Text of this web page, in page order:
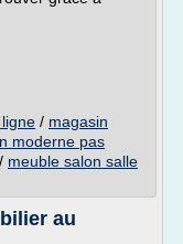
/ magasin
moderne pas
/ meuble salon salle
au